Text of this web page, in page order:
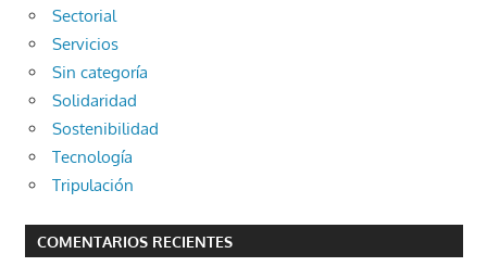
Sectorial
Servicios
Sin categoría
Solidaridad
Sostenibilidad
Tecnología
Tripulación
COMENTARIOS RECIENTES